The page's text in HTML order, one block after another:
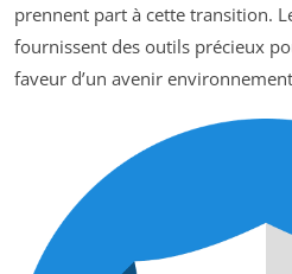
prennent part à cette transition.
fournissent des outils précieux
faveur d’un avenir